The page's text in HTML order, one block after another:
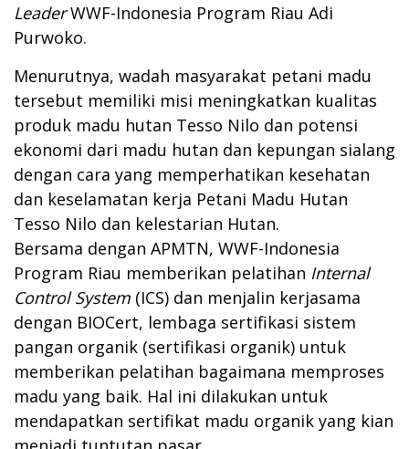
LeaderWWF-Indonesia Program Riau Adi
Purwoko.
Menurutnya, wadah masyarakat petani madu
tersebut memiliki misi meningkatkan kualitas
produk madu hutan Tesso Nilo dan potensi
ekonomi dari madu hutan dan kepungan sialang
dengan cara yang memperhatikan kesehatan
dan keselamatan kerja Petani Madu Hutan
Tesso Nilo dan kelestarian Hutan.
Bersama dengan APMTN, WWF-Indonesia
Program Riau memberikan pelatihan Internal
Control System (ICS) dan menjalin kerjasama
dengan BIOCert, lembaga sertifikasi sistem
pangan organik (sertifikasi organik) untuk
memberikan pelatihan bagaimana memproses
madu yang baik. Hal ini dilakukan untuk
mendapatkan sertifikat madu organik yang kian